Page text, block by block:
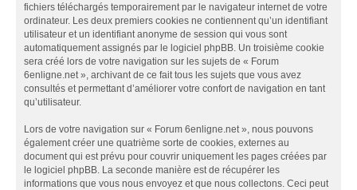
fichiers téléchargés temporairement par le navigateur internet de votre
ordinateur. Les deux premiers cookies ne contiennent qu’un identifiant
utilisateur et un identifiant anonyme de session qui vous sont
automatiquement assignés par le logiciel phpBB. Un troisième cookie
sera créé lors de votre navigation sur les sujets de « Forum
6enligne.net », archivant de ce fait tous les sujets que vous avez
consultés et permettant d’améliorer votre confort de navigation en tant
qu’utilisateur.
Lors de votre navigation sur « Forum 6enligne.net », nous pouvons
également créer une quatrième sorte de cookies, externes au
document qui est prévu pour couvrir uniquement les pages créées par
le logiciel phpBB. La seconde manière est de récupérer les
informations que vous nous envoyez et que nous collectons. Ceci peut